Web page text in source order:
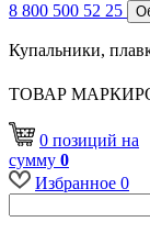
8 800 500 52 25
Купальники,
ТОВАР
0 позиций на
сумму 0
Избранное 0